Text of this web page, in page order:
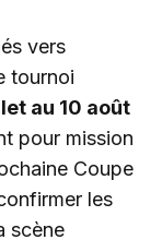
vers
tournoi
au 10 août
pour mission
Coupe
les
scène